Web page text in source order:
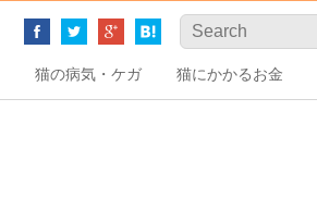
猫の病気・ケガ 猫にかかるお金